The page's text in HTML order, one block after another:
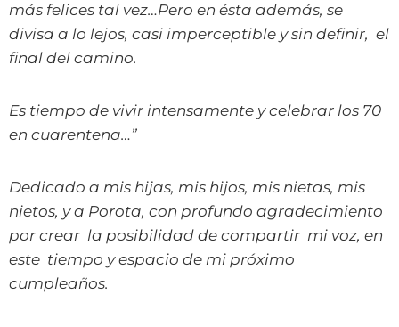
más felices tal vez…Pero en ésta además, se
divisa a lo lejos, casi imperceptible y sin definir, el
final del camino.
Es tiempo de vivir intensamente y celebrar los 70
en cuarentena…”
Dedicado a mis hijas, mis hijos, mis nietas, mis
nietos, y a Porota, con profundo agradecimiento
por crear la posibilidad de compartir mi voz, en
este tiempo y espacio de mi próximo
cumpleaños.